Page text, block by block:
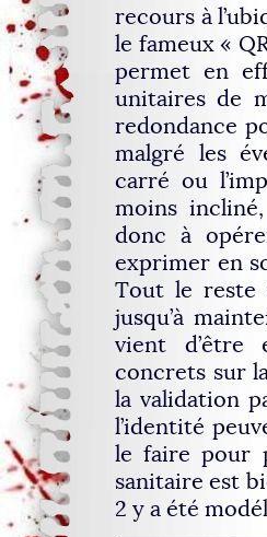
recours à
le fameux «
permet en
unitaires de
redondance
malgré les
carré ou
moins
donc à
exprimer en
Tout le reste
jusqu’à
vient d’être
concrets sur
la validation
l’identité
le faire pour
sanitaire est
2 y a été